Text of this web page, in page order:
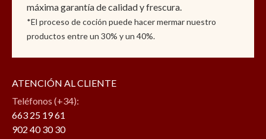
máxima garantía de calidad y frescura.
*El proceso de coción puede hacer mermar nuestro
productos entre un 30% y un 40%.
ATENCIÓN AL CLIENTE
Teléfonos (+34):
663 25 19 61
902 40 30 30